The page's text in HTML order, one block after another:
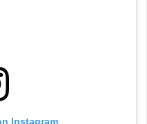
Instagram